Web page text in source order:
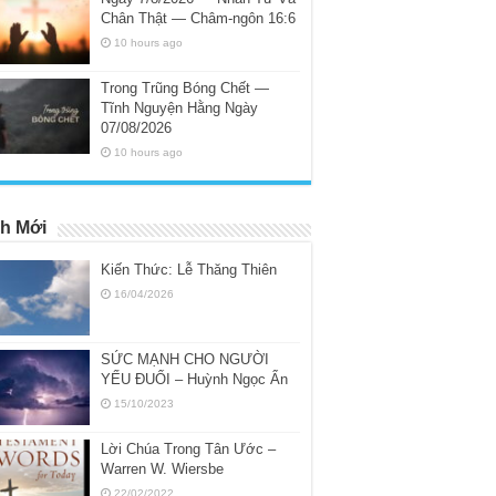
Chân Thật — Châm-ngôn 16:6
10 hours ago
Trong Trũng Bóng Chết —
Tĩnh Nguyện Hằng Ngày
07/08/2026
10 hours ago
Mới
Kiến Thức: Lễ Thăng Thiên
16/04/2026
SỨC MẠNH CHO NGƯỜI
YẾU ĐUỐI – Huỳnh Ngọc Ẩn
15/10/2023
Lời Chúa Trong Tân Ước –
Warren W. Wiersbe
22/02/2022